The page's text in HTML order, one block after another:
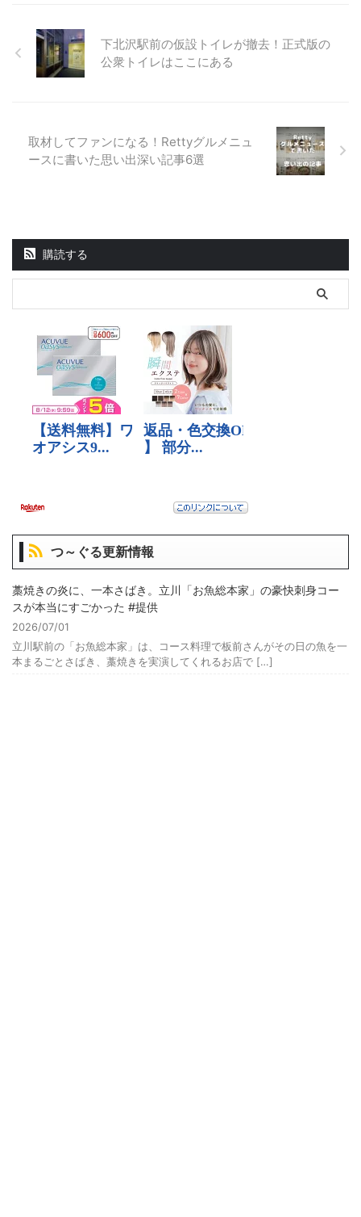
下北沢駅前の仮設トイレが撤去！正式版の
公衆トイレはここにある
取材してファンになる！Rettyグルメニュ
ースに書いた思い出深い記事6選
購読する
つ～ぐる更新情報
藁焼きの炎に、一本さばき。立川「お魚総本家」の豪快刺身コー
スが本当にすごかった #提供
2026/07/01
立川駅前の「お魚総本家」は、コース料理で板前さんがその日の魚を一
本まるごとさばき、藁焼きを実演してくれるお店で […]